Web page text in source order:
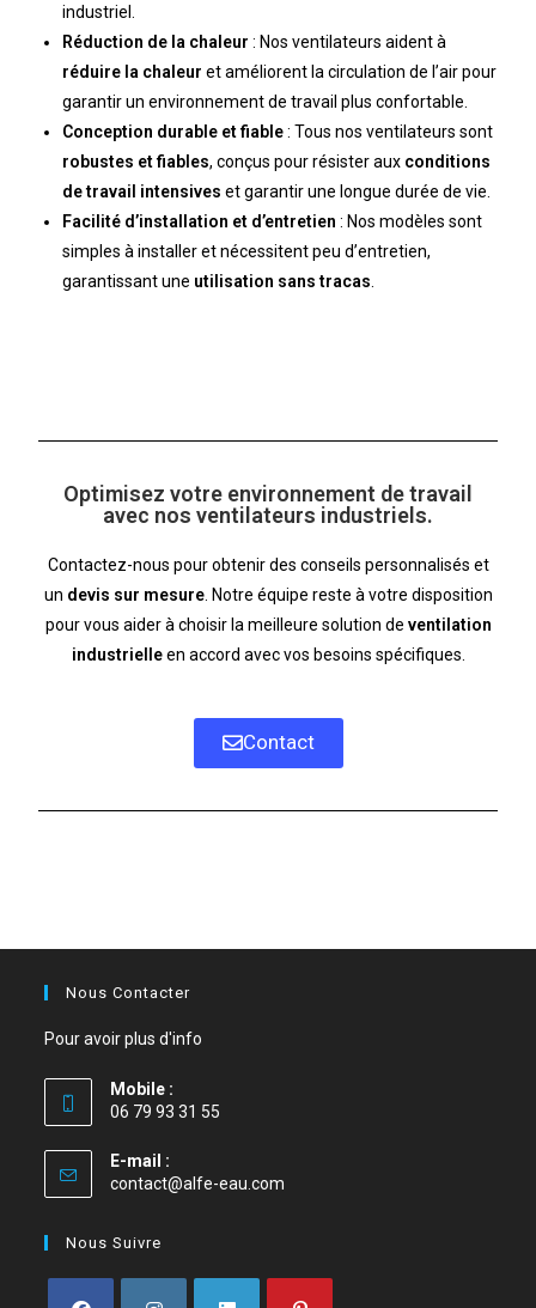
industriel.
Réduction de la chaleur : Nos ventilateurs aident à
réduire la chaleur et améliorent la circulation de l’air pour
garantir un environnement de travail plus confortable.
Conception durable et fiable: Tous nos ventilateurs sont
robustes et fiables, conçus pour résister aux conditions
de travail intensives et garantir une longue durée de vie.
Facilité d’installation et d’entretien : Nos modèles sont
simples à installer et nécessitent peu d’entretien,
garantissant une utilisation sans tracas
Optimisez votre environnement de travail
avec nos ventilateurs industriels.
Contactez-nous pour obtenir des conseils personnalisés et
un devis sur mesure. Notre équipe reste à votre disposition
pour vous aider à choisir la meilleure solution de ventilation
industrielleen accord avec vos besoins spécifiques.
Contact
Nous Contacter
Pour avoir plus d'info
Mobile :
06 79 93 31 55
E-mail :
contact@alfe-eau.com
Nous Suivre